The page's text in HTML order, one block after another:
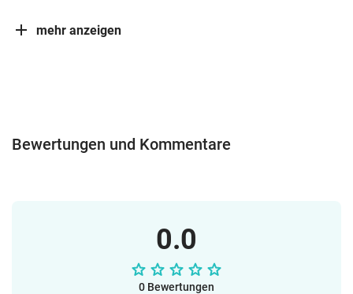
mehr anzeigen
Bewertungen und Kommentare
0.0
0 Bewertungen